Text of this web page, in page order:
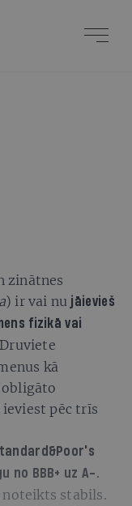
zinātnes
) ir vai nu jāievieš
fizikā vai
kā
pēc trīs
no BBB+ uz A-.
stabils.